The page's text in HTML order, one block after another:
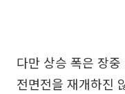
다만 상승 폭은 장
전면전을 재개하진